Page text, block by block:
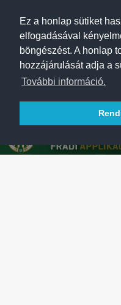
Ez a honlap sütiket
elfogadásával
böngészést. A honlap
hozzájárulását adja a
További információ.
A